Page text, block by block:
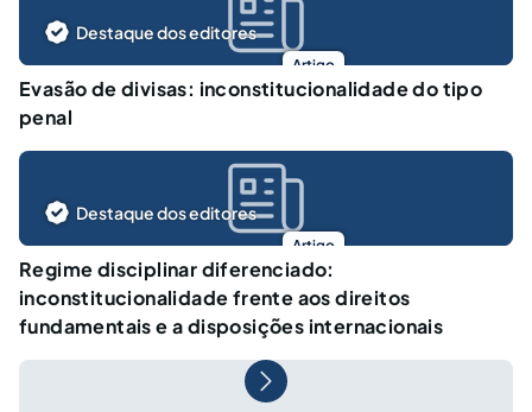
Artigo
Destaque dos editores
Evasão de divisas: inconstitucionalidade do tipo
penal
Artigo
Destaque dos editores
Regime disciplinar diferenciado:
inconstitucionalidade frente aos direitos
fundamentais e a disposições internacionais